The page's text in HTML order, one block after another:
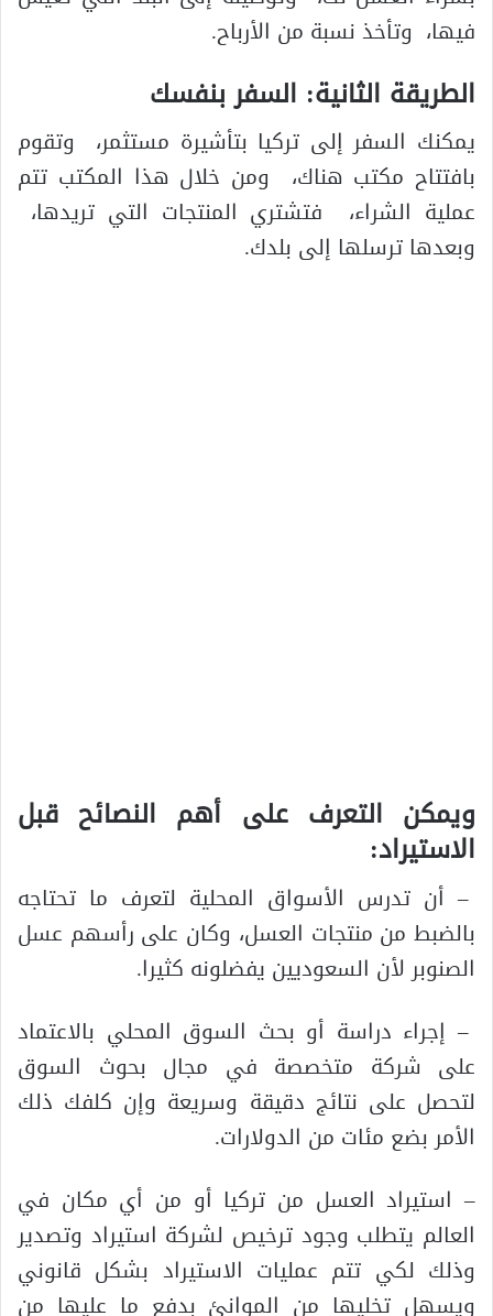
فيها، وتأخذ نسبة من الأرباح.
الطريقة الثانية: السفر بنفسك
يمكنك السفر إلى تركيا بتأشيرة مستثمر، وتقوم
بافتتاح مكتب هناك، ومن خلال هذا المكتب تتم
عملية الشراء، فتشتري المنتجات التي تريدها،
وبعدها ترسلها إلى بلدك.
ويمكن التعرف على أهم النصائح قبل
الاستيراد:
– أن تدرس الأسواق المحلية لتعرف ما تحتاجه
بالضبط من منتجات العسل، وكان على رأسهم عسل
الصنوبر لأن السعوديين يفضلونه كثيرا.
– إجراء دراسة أو بحث السوق المحلي بالاعتماد
على شركة متخصصة في مجال بحوث السوق
لتحصل على نتائج دقيقة وسريعة وإن كلفك ذلك
الأمر بضع مئات من الدولارات.
– استيراد العسل من تركيا أو من أي مكان في
العالم يتطلب وجود ترخيص لشركة استيراد وتصدير
وذلك لكي تتم عمليات الاستيراد بشكل قانوني
ويسهل تخليها من الموانئ بدفع ما عليها من